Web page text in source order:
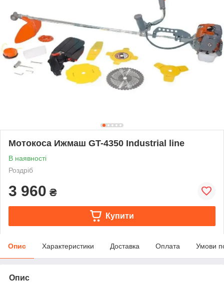
Мотокоса Ижмаш GT-4350 Industrial line
В наявності
Роздріб
3 960 ₴
Купити
Опис Характеристики Доставка Оплата Умови
Опис